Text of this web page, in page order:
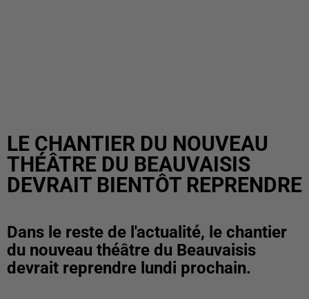
LE CHANTIER DU NOUVEAU
THÉÂTRE DU BEAUVAISIS
DEVRAIT BIENTÔT REPRENDRE
Dans le reste de l'actualité, le chantier
du nouveau théâtre du Beauvaisis
devrait reprendre lundi prochain.